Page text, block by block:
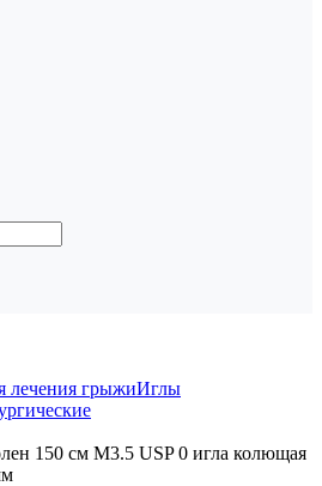
лечения грыжиИглы
150 см М3.5 USP 0 игла колющая